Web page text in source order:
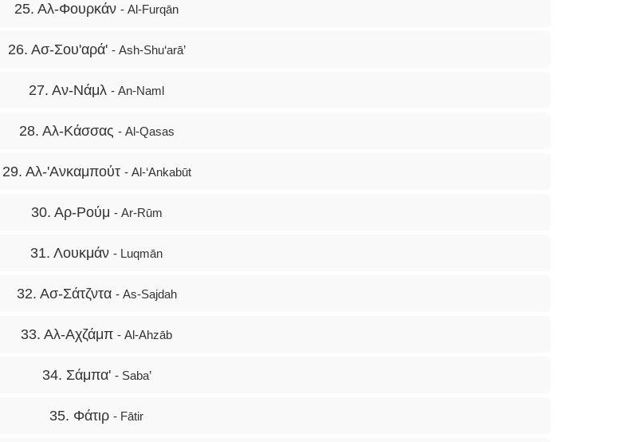
25. Αλ-Φουρκάν - Al-Furqān
26. Ασ-Σου'αρά' - Ash-Shu‘arā’
27. Αν-Νάμλ - An-Naml
28. Αλ-Κάσσας - Al-Qasas
29. Αλ-'Ανκαμπούτ - Al-‘Ankabūt
30. Αρ-Ρούμ - Ar-Rūm
31. Λουκμάν - Luqmān
32. Ασ-Σάτζντα - As-Sajdah
33. Αλ-Αχζάμπ - Al-Ahzāb
34. Σάμπα' - Saba’
35. Φάτιρ - Fātir